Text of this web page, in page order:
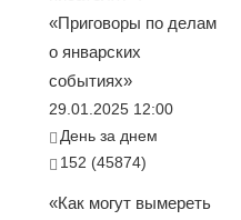
«Приговоры по делам
о январских
событиях»
29.01.2025 12:00
День за днем
152 (45874)
«Как могут вымереть